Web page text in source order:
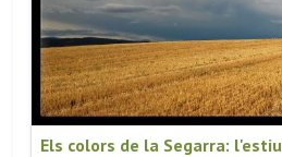
Els colors de la Segarra: l'estiu